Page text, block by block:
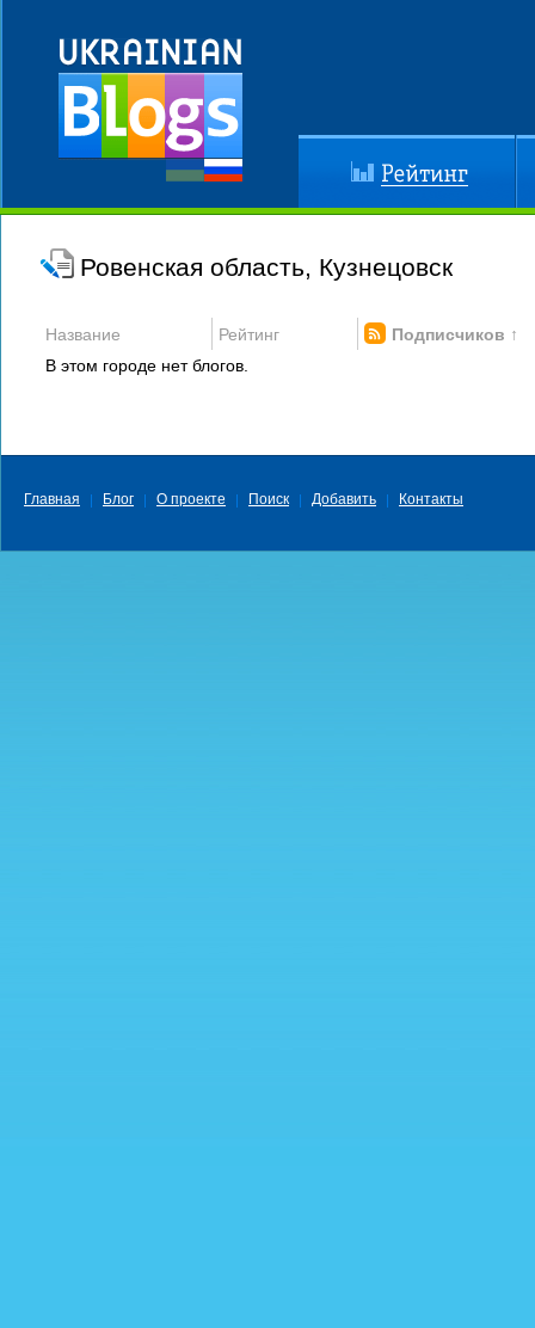
Рейтинг
Ровенская область, Кузнецовск
Название Рейтинг
Подписчиков ↑
В этом городе нет блогов.
Главная Блог О проекте Поиск Добавить Контакты